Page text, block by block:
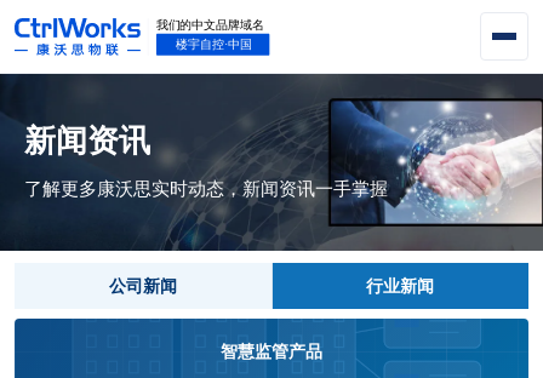
新闻资讯
了解更多康沃思实时动态，新闻资讯一手掌握
公司新闻 行业新闻
智慧监管产品